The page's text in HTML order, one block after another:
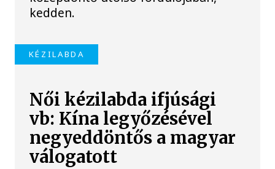
kedden.
KÉZILABDA
Női kézilabda ifjúsági
vb: Kína legyőzésével
negyeddöntős a magyar
válogatott